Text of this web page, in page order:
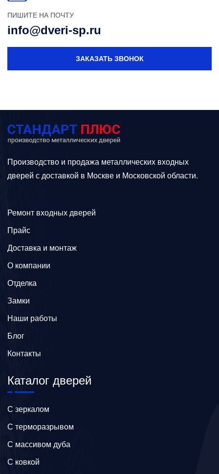
ПИШИТЕ НА ПОЧТУ
info@dveri-sp.ru
ЗАКАЗАТЬ ЗВОНОК
Производство и продажа металлических входных
дверей с доставкой в Москве и Московской области.
Ремонт входных дверей
Прайс
Доставка и монтаж
О компании
Отделка
Замки
Наши работы
Блог
Контакты
Каталог дверей
C зеркалом
C терморазрывом
C массивом дуба
C ковкой